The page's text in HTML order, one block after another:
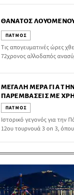
ΘΆΝΑΤΟΣ
ΠΑΤΜΟΣ
Τις απογευματινές ώρες
72χρονος αλλοδαπός
ΜΕΓΆΛΗ ΜΈΡΑ ΓΙΑ
ΠΑΡΕΜΒΆΣΕΙΣ ΜΕ
ΠΑΤΜΟΣ
Ιστορικό γεγονός για την
12ου τουρνουά 3 on 3,
προοπτικές για τη νεολαία.